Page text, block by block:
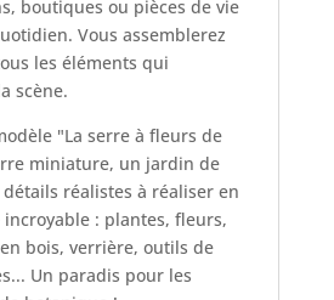
boutiques ou pièces de vie
Vous assemblerez
les éléments qui
scène.
"La serre à fleurs de
miniature, un jardin de
détails réalistes à réaliser en
: plantes, fleurs,
bois, verrière, outils de
Un paradis pour les